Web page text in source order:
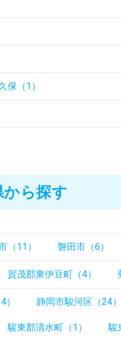
保（1）
から探す
（11） 磐田市（6）
賀茂郡東伊豆町（4）
静岡市駿河区（24）
駿東郡清水町（1） 駿